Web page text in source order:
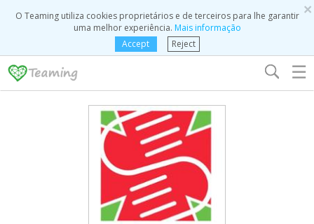
×
O Teaming utiliza cookies proprietários e de terceiros para lhe garantir
uma melhor experiência. Mais informação
Accept
Reject
☰